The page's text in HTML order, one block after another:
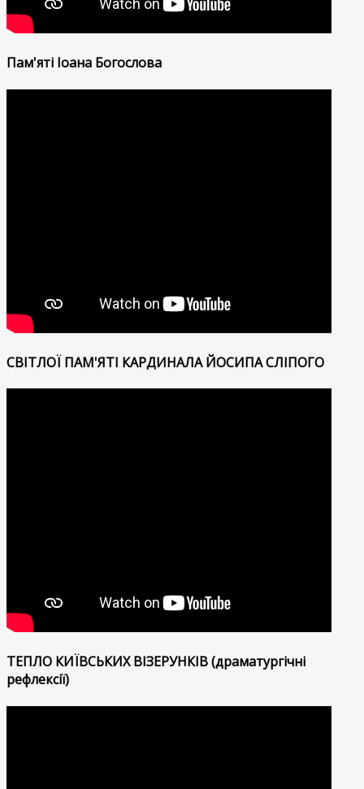
Пам'яті Іоана Богослова
СВІТЛОЇ ПАМ'ЯТІ КАРДИНАЛА ЙОСИПА СЛІПОГО
ТЕПЛО КИЇВСЬКИХ ВІЗЕРУНКІВ (драматургічні
рефлексії)